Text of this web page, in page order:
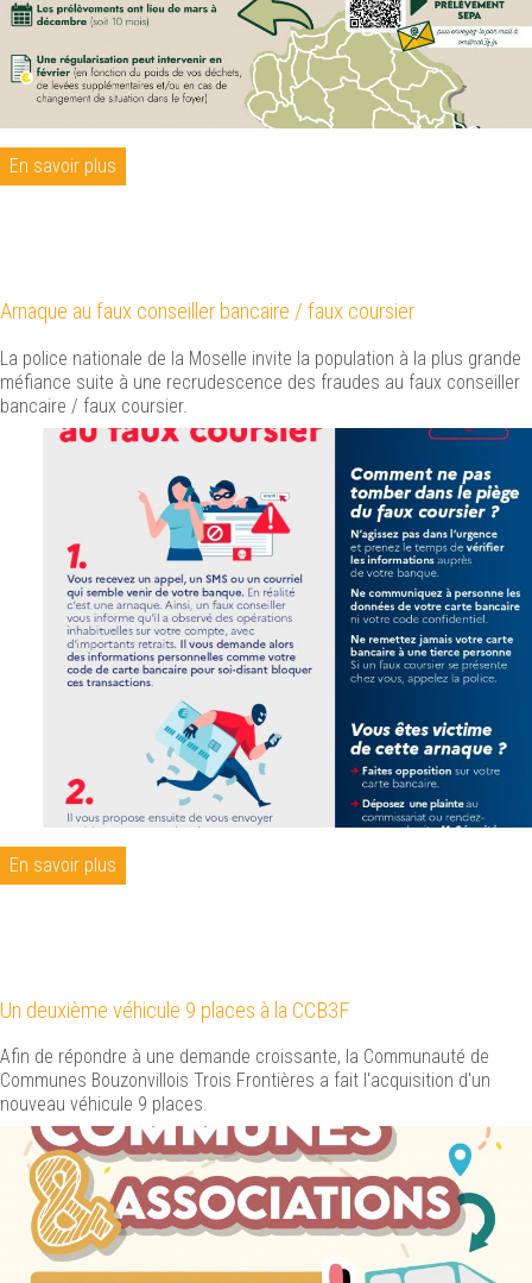
En savoir plus
Arnaque au faux conseiller bancaire / faux coursier
La police nationale de la Moselle invite la population à la plus grande
méfiance suite à une recrudescence des fraudes au faux conseiller
bancaire / faux coursier.
En savoir plus
Un deuxième véhicule 9 places à la CCB3F
Afin de répondre à une demande croissante, la Communauté de
Communes Bouzonvillois Trois Frontières a fait l'acquisition d'un
nouveau véhicule 9 places.